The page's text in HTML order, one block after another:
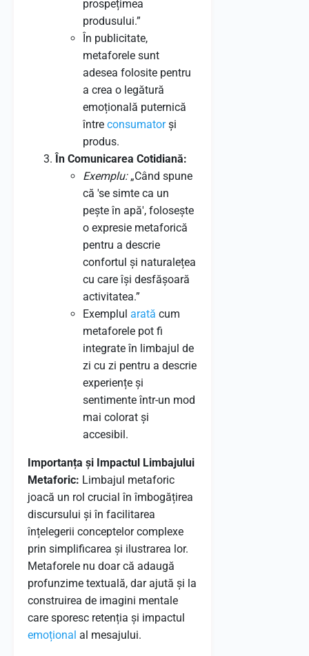
prospețimea
produsului.”
În publicitate,
metaforele sunt
adesea folosite pentru
a crea o legătură
emoțională puternică
între consumatorși
produs.
În Comunicarea Cotidiană:
Exemplu:„Când spune
că 'se simte ca un
pește în apă', folosește
o expresie metaforică
pentru a descrie
confortul și naturalețea
cu care își desfășoară
activitatea.”
Exemplul arată cum
metaforele pot fi
integrate în limbajul de
zi cu zi pentru a descrie
experiențe și
sentimente într-un mod
mai colorat și
accesibil.
Importanța și Impactul Limbajului
Metaforic: Limbajul metaforic
joacă un rol crucial în îmbogățirea
discursului și în facilitarea
înțelegerii conceptelor complexe
prin simplificarea și ilustrarea lor.
Metaforele nu doar că adaugă
profunzime textuală, dar ajută și la
construirea de imagini mentale
care sporesc retenția și impactul
emoțional al mesajului.